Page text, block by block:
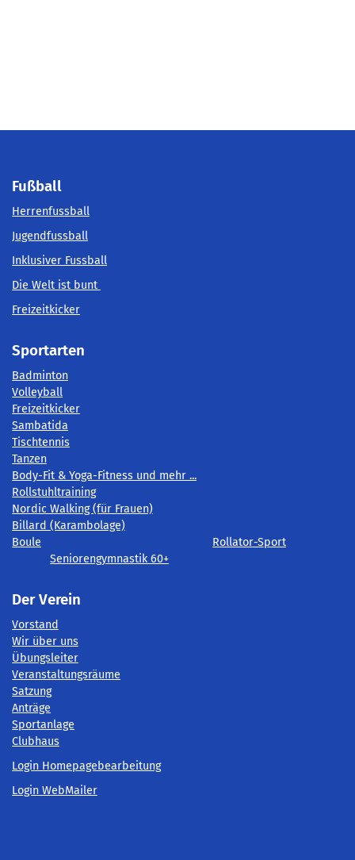
Fußball
Herrenfussball
Jugendfussball
Inklusiver Fussball
Die Welt ist bunt
Freizeitkicker
Sportarten
Badminton
Volleyball
Freizeitkicker
Sambatida
Tischtennis
Tanzen
Body-Fit & Yoga-Fitness und mehr ...
Rollstuhltraining
Nordic Walking (für Frauen)
Billard (Karambolage)
Boule
Rollator-Sport
Seniorengymnastik 60+
Der Verein
Vorstand
Wir über uns
Übungsleiter
Veranstaltungsräume
Satzung
Anträge
Sportanlage
Clubhaus
Login Homepagebearbeitung
Login WebMailer